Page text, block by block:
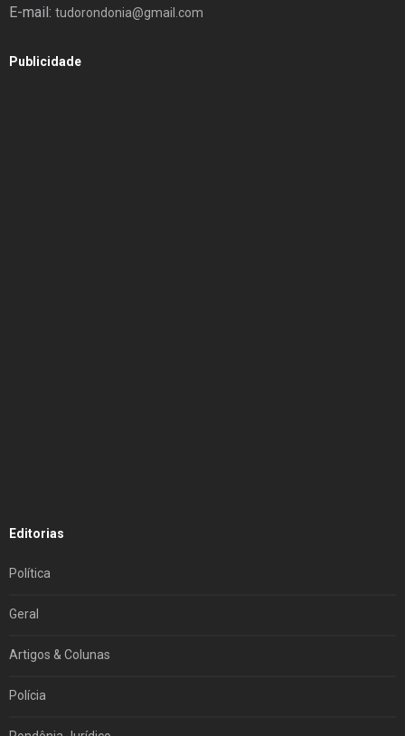
E-mail: tudorondonia@gmail.com
Publicidade
Editorias
Política
Geral
Artigos & Colunas
Polícia